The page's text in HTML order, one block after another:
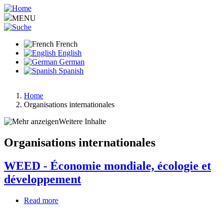
Aller
au
contenu
MENU
French
English
German
Spanish
Fil
d'Ariane
Home
Organisations internationales
Weitere Inhalte
Organisations internationales
WEED - Économie mondiale, écologie et
développement
Read more